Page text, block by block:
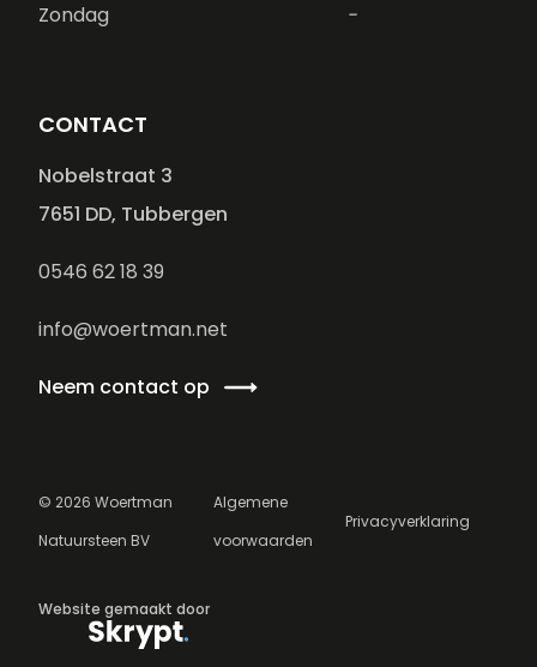
Zondag -
CONTACT
Nobelstraat 3
7651 DD, Tubbergen
0546 62 18 39
info@woertman.net
Neem contact op
© 2026 Woertman
Natuursteen BV
Algemene
voorwaarden
Privacyverklaring
Website gemaakt door